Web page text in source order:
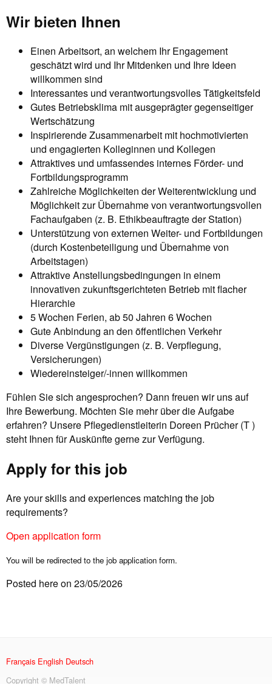
Wir bieten Ihnen
Einen Arbeitsort, an welchem Ihr Engagement
geschätzt wird und Ihr Mitdenken und Ihre Ideen
willkommen sind
Interessantes und verantwortungsvolles Tätigkeitsfeld
Gutes Betriebsklima mit ausgeprägter gegenseitiger
Wertschätzung
Inspirierende Zusammenarbeit mit hochmotivierten
und engagierten Kolleginnen und Kollegen
Attraktives und umfassendes internes Förder- und
Fortbildungsprogramm
Zahlreiche Möglichkeiten der Weiterentwicklung und
Möglichkeit zur Übernahme von verantwortungsvollen
Fachaufgaben (z. B. Ethikbeauftragte der Station)
Unterstützung von externen Weiter- und Fortbildungen
(durch Kostenbeteiligung und Übernahme von
Arbeitstagen)
Attraktive Anstellungsbedingungen in einem
innovativen zukunftsgerichteten Betrieb mit flacher
Hierarchie
5 Wochen Ferien, ab 50 Jahren 6 Wochen
Gute Anbindung an den öffentlichen Verkehr
Diverse Vergünstigungen (z. B. Verpflegung,
Versicherungen)
Wiedereinsteiger/-innen willkommen
Fühlen Sie sich angesprochen? Dann freuen wir uns auf
Ihre Bewerbung. Möchten Sie mehr über die Aufgabe
erfahren? Unsere Pflegedienstleiterin Doreen Prücher (T )
steht Ihnen für Auskünfte gerne zur Verfügung.
Apply for this job
Are your skills and experiences matching the job
requirements?
Open application form
You will be redirected to the job application form.
Posted here on 23/05/2026
Français English Deutsch
Copyright © MedTalent